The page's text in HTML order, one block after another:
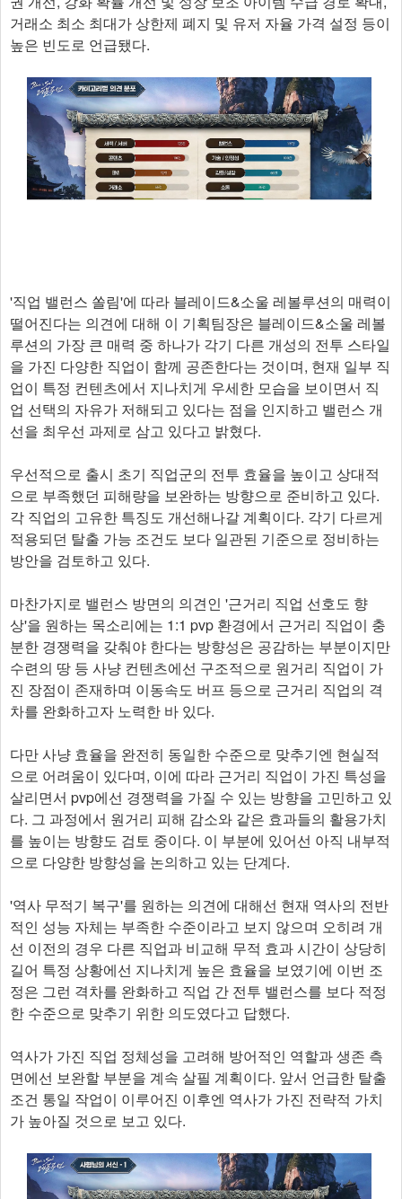
거래소 최소 최대가 상한제 폐지 및 유저 자율 가격 설정 등이
높은 빈도로 언급됐다.
'직업 밸런스 쏠림'에 따라 블레이드&소울 레볼루션의 매력이
떨어진다는 의견에 대해 이 기획팀장은 블레이드&소울 레볼
루션의 가장 큰 매력 중 하나가 각기 다른 개성의 전투 스타일
을 가진 다양한 직업이 함께 공존한다는 것이며, 현재 일부 직
업이 특정 컨텐츠에서 지나치게 우세한 모습을 보이면서 직
업 선택의 자유가 저해되고 있다는 점을 인지하고 밸런스 개
선을 최우선 과제로 삼고 있다고 밝혔다.
우선적으로 출시 초기 직업군의 전투 효율을 높이고 상대적
으로 부족했던 피해량을 보완하는 방향으로 준비하고 있다.
각 직업의 고유한 특징도 개선해나갈 계획이다. 각기 다르게
적용되던 탈출 가능 조건도 보다 일관된 기준으로 정비하는
방안을 검토하고 있다.
마찬가지로 밸런스 방면의 의견인 '근거리 직업 선호도 향
상'을 원하는 목소리에는 1:1 pvp 환경에서 근거리 직업이 충
분한 경쟁력을 갖춰야 한다는 방향성은 공감하는 부분이지만
수련의 땅 등 사냥 컨텐츠에선 구조적으로 원거리 직업이 가
진 장점이 존재하며 이동속도 버프 등으로 근거리 직업의 격
차를 완화하고자 노력한 바 있다.
다만 사냥 효율을 완전히 동일한 수준으로 맞추기엔 현실적
으로 어려움이 있다며, 이에 따라 근거리 직업이 가진 특성을
살리면서 pvp에선 경쟁력을 가질 수 있는 방향을 고민하고 있
다. 그 과정에서 원거리 피해 감소와 같은 효과들의 활용가치
를 높이는 방향도 검토 중이다. 이 부분에 있어선 아직 내부적
으로 다양한 방향성을 논의하고 있는 단계다.
'역사 무적기 복구'를 원하는 의견에 대해선 현재 역사의 전반
적인 성능 자체는 부족한 수준이라고 보지 않으며 오히려 개
선 이전의 경우 다른 직업과 비교해 무적 효과 시간이 상당히
길어 특정 상황에선 지나치게 높은 효율을 보였기에 이번 조
정은 그런 격차를 완화하고 직업 간 전투 밸런스를 보다 적정
한 수준으로 맞추기 위한 의도였다고 답했다.
역사가 가진 직업 정체성을 고려해 방어적인 역할과 생존 측
면에선 보완할 부분을 계속 살필 계획이다. 앞서 언급한 탈출
조건 통일 작업이 이루어진 이후엔 역사가 가진 전략적 가치
가 높아질 것으로 보고 있다.